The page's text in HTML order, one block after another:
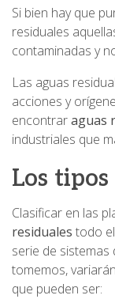
Si bien hay que
residuales
contaminadas y
Las aguas
acciones y
encontraraguas
industriales que
Los
Clasificar en las
residuales todo
serie de
tomemos,
que pueden ser: